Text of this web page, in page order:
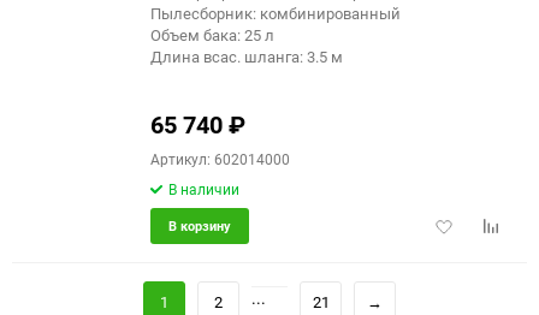
Пылесборник: комбинированный
Объем бака: 25 л
Длина всас. шланга: 3.5 м
65 740₽
Артикул: 602014000
В наличии
Добавить
В корзину
1 2 ... 21 →